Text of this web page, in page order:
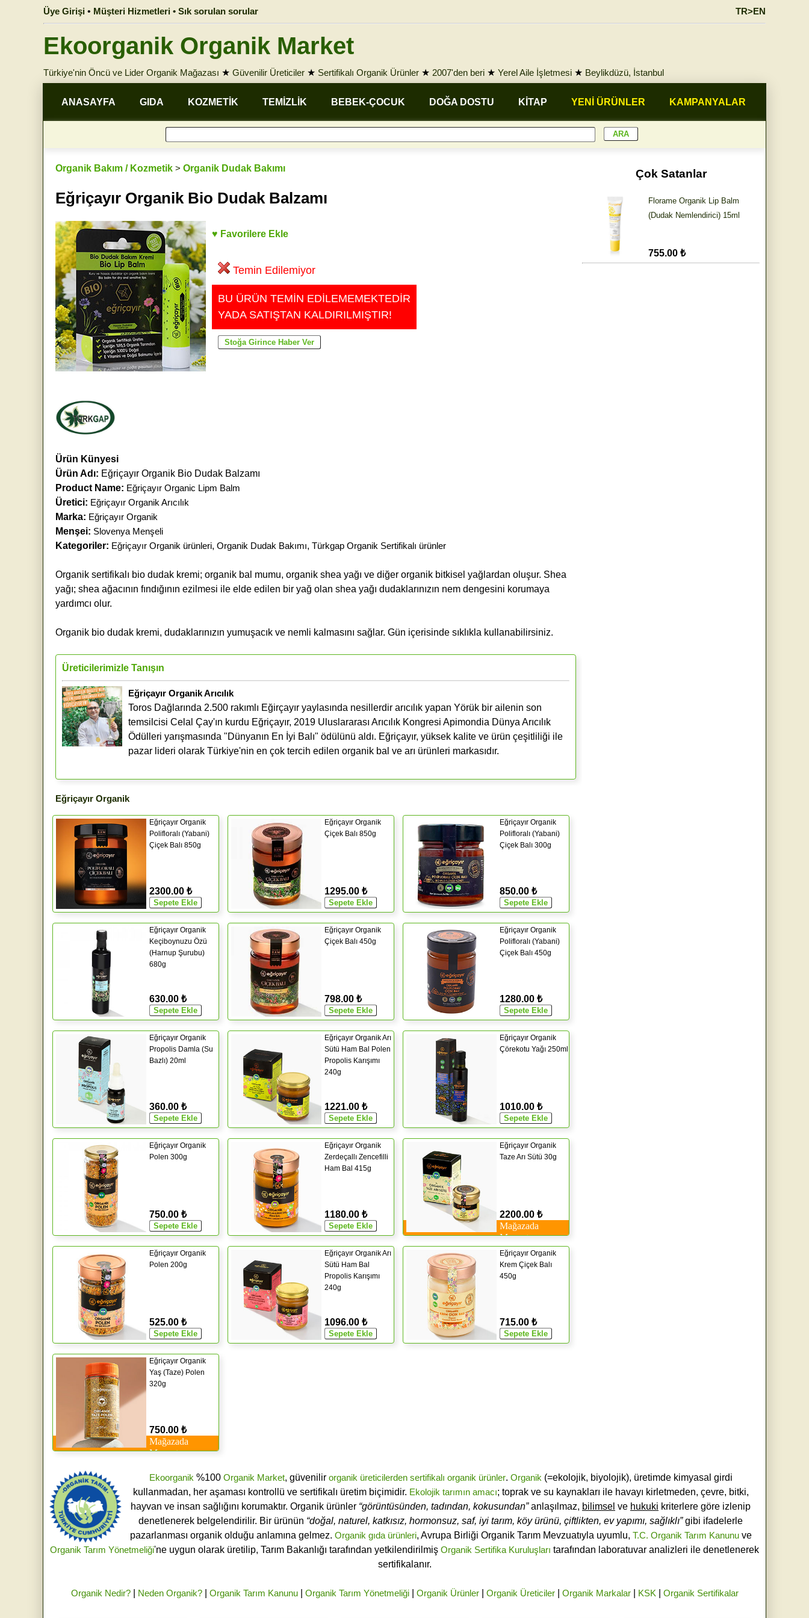
Üye Girişi • Müşteri Hizmetleri • Sık sorulan sorular TR>EN
Ekoorganik Organik Market
Türkiye'nin Öncü ve Lider Organik Mağazası ★ Güvenilir Üreticiler ★ Sertifikalı Organik Ürünler ★ 2007'den beri ★ Yerel Aile İşletmesi ★ Beylikdüzü, İstanbul
ANASAYFA GIDA KOZMETİK TEMİZLİK BEBEK-ÇOCUK DOĞA DOSTU KİTAP YENİ ÜRÜNLER KAMPANYALAR
Organik Bakım / Kozmetik > Organik Dudak Bakımı
Eğriçayır Organik Bio Dudak Balzamı
♥ Favorilere Ekle
Temin Edilemiyor
BU ÜRÜN TEMİN EDİLEMEMEKTEDİR
YADA SATIŞTAN KALDIRILMIŞTIR!
Ürün Künyesi
Ürün Adı: Eğriçayır Organik Bio Dudak Balzamı
Product Name: Eğriçayır Organic Lipm Balm
Üretici: Eğriçayır Organik Arıcılık
Marka: Eğriçayır Organik
Menşei: Slovenya Menşeli
Kategoriler: Eğriçayır Organik ürünleri, Organik Dudak Bakımı, Türkgap Organik Sertifikalı ürünler
Organik sertifikalı bio dudak kremi; organik bal mumu, organik shea yağı ve diğer organik bitkisel yağlardan oluşur. Shea
yağı; shea ağacının fındığının ezilmesi ile elde edilen bir yağ olan shea yağı dudaklarınızın nem dengesini korumaya
yardımcı olur.
Organik bio dudak kremi, dudaklarınızın yumuşacık ve nemli kalmasını sağlar. Gün içerisinde sıklıkla kullanabilirsiniz.
Üreticilerimizle Tanışın
Eğriçayır Organik Arıcılık
Toros Dağlarında 2.500 rakımlı Eğirçayır yaylasında nesillerdir arıcılık yapan Yörük bir ailenin son
temsilcisi Celal Çay'ın kurdu Eğriçayır, 2019 Uluslararası Arıcılık Kongresi Apimondia Dünya Arıcılık
Ödülleri yarışmasında "Dünyanın En İyi Balı" ödülünü aldı. Eğriçayır, yüksek kalite ve ürün çeşitliliği ile
pazar lideri olarak Türkiye'nin en çok tercih edilen organik bal ve arı ürünleri markasıdır.
Eğriçayır Organik
Eğriçayır Organik
Polifloralı (Yabani)
Çiçek Balı 850g
2300.00 ₺
Eğriçayır Organik
Çiçek Balı 850g
1295.00 ₺
Eğriçayır Organik
Polifloralı (Yabani)
Çiçek Balı 300g
850.00 ₺
Eğriçayır Organik
Keçiboynuzu Özü
(Harnup Şurubu)
680g
630.00 ₺
Eğriçayır Organik
Çiçek Balı 450g
798.00 ₺
Eğriçayır Organik
Polifloralı (Yabani)
Çiçek Balı 450g
1280.00 ₺
Eğriçayır Organik
Propolis Damla (Su
Bazlı) 20ml
360.00 ₺
Eğriçayır Organik Arı
Sütü Ham Bal Polen
Propolis Karışımı
240g
1221.00 ₺
Eğriçayır Organik
Çörekotu Yağı 250ml
1010.00 ₺
Eğriçayır Organik
Polen 300g
750.00 ₺
Eğriçayır Organik
Zerdeçallı Zencefilli
Ham Bal 415g
1180.00 ₺
Eğriçayır Organik
Taze Arı Sütü 30g
2200.00 ₺
Mağazada
Mevcut
Eğriçayır Organik
Polen 200g
525.00 ₺
Eğriçayır Organik Arı
Sütü Ham Bal
Propolis Karışımı
240g
1096.00 ₺
Eğriçayır Organik
Krem Çiçek Balı
450g
715.00 ₺
Eğriçayır Organik
Yaş (Taze) Polen
320g
750.00 ₺
Mağazada
Mevcut
Çok Satanlar
Florame Organik Lip Balm
(Dudak Nemlendirici) 15ml
755.00 ₺
Ekoorganik %100 Organik Market, güvenilir organik üreticilerden sertifikalı organik ürünler. Organik (=ekolojik, biyolojik), üretimde kimyasal girdi
kullanmadan, her aşaması kontrollü ve sertifikalı üretim biçimidir. Ekolojik tarımın amacı; toprak ve su kaynakları ile havayı kirletmeden, çevre, bitki,
hayvan ve insan sağlığını korumaktır. Organik ürünler “görüntüsünden, tadından, kokusundan”anlaşılmaz, bilimsel ve hukuki kriterlere göre izlenip
denetlenerek belgelendirilir. Bir ürünün “doğal, naturel, katkısız, hormonsuz, saf, iyi tarım, köy ürünü, çiftlikten, ev yapımı, sağlıklı”gibi ifadelerle
pazarlanması organik olduğu anlamına gelmez. Organik gıda ürünleri, Avrupa Birliği Organik Tarım Mevzuatıyla uyumlu, T.C. Organik Tarım Kanunuve
Organik Tarım Yönetmeliği'ne uygun olarak üretilip, Tarım Bakanlığı tarafından yetkilendirilmiş Organik Sertifika Kuruluşları tarafından laboratuvar analizleri ile denetlenerek
sertifikalanır.
Organik Nedir?| Neden Organik?| Organik Tarım Kanunu| Organik Tarım Yönetmeliği| Organik Ürünler| Organik Üreticiler| Organik Markalar| KSK Organik Sertifikalar